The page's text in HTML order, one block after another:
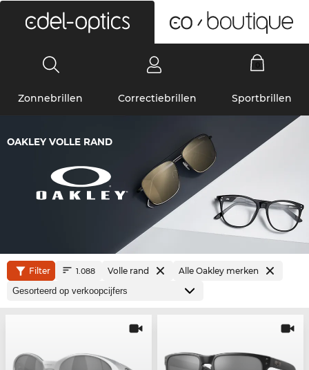
Zonnebrillen Correctiebrillen Sportbrillen
OAKLEY VOLLE RAND
Filter 1.088 Volle rand Alle Oakley merken